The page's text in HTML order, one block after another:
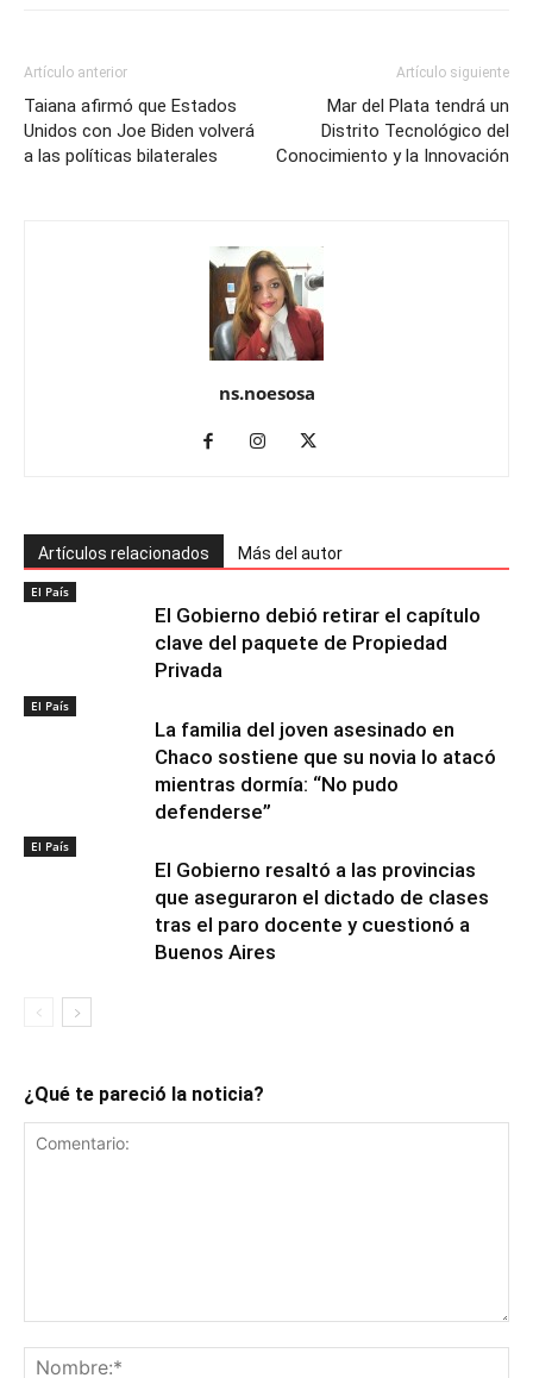
Artículo anterior
Taiana afirmó que Estados
Unidos con Joe Biden volverá
a las políticas bilaterales
Artículo siguiente
Mar del Plata tendrá un
Distrito Tecnológico del
Conocimiento y la Innovación
ns.noesosa
Artículos relacionados Más del autor
El País
El Gobierno debió retirar el capítulo
clave del paquete de Propiedad
Privada
El País
La familia del joven asesinado en
Chaco sostiene que su novia lo atacó
mientras dormía: “No pudo
defenderse”
El País
El Gobierno resaltó a las provincias
que aseguraron el dictado de clases
tras el paro docente y cuestionó a
Buenos Aires
¿Qué te pareció la noticia?